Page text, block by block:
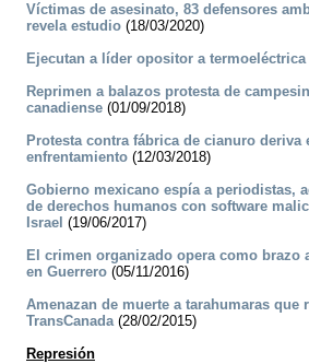
Víctimas de asesinato, 83 defensores
revela estudio (18/03/2020)
Ejecutan a líder opositor a termoeléctrica
Reprimen a balazos protesta de
canadiense (01/09/2018)
Protesta contra fábrica de cianuro deriva
enfrentamiento (12/03/2018)
Gobierno mexicano espía a periodistas,
de derechos humanos con software
Israel (19/06/2017)
El crimen organizado opera como brazo
en Guerrero (05/11/2016)
Amenazan de muerte a tarahumaras que
TransCanada(28/02/2015)
Represión